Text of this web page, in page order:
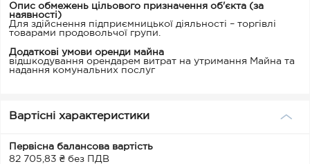
Опис обмежень цільового призначення об'єкта (за
наявності)
Для здійснення підприємницької діяльності – торгівлі
товарами продовольчої групи.
Додаткові умови оренди майна
відшкодування орендарем витрат на утримання Майна та
надання комунальних послуг
Вартісні характеристики
Первісна балансова вартість
82 705,83 ₴ без ПДВ